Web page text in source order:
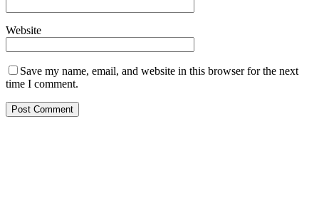
Website
Save my name, email, and website in this browser for the next
time I comment.